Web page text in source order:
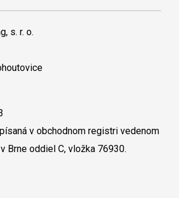
s. r. o.
v obchodnom registri vedenom
Brne oddiel C, vložka 76930.